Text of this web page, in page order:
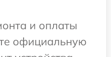
и оплаты
официальную